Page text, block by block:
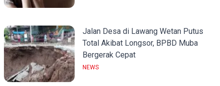
Jalan Desa di Lawang Wetan Putus
Total Akibat Longsor, BPBD Muba
Bergerak Cepat
NEWS